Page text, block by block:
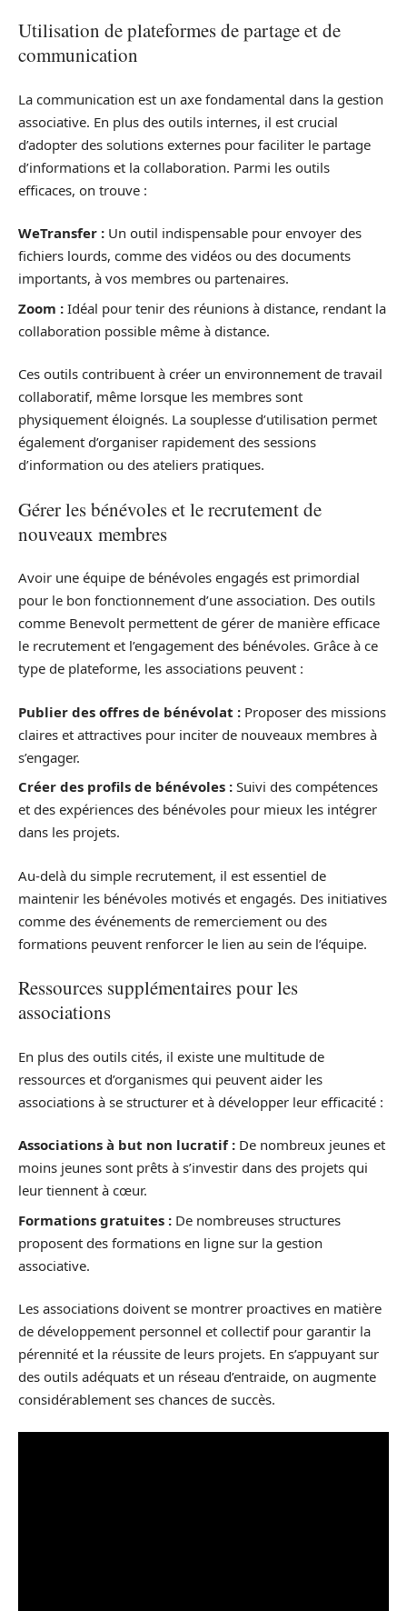
Utilisation de plateformes de partage et de
communication
La communication est un axe fondamental dans la gestion
associative. En plus des outils internes, il est crucial
d’adopter des solutions externes pour faciliter le partage
d’informations et la collaboration. Parmi les outils
efficaces, on trouve :
WeTransfer : Un outil indispensable pour envoyer des
fichiers lourds, comme des vidéos ou des documents
importants, à vos membres ou partenaires.
Zoom : Idéal pour tenir des réunions à distance, rendant la
collaboration possible même à distance.
Ces outils contribuent à créer un environnement de travail
collaboratif, même lorsque les membres sont
physiquement éloignés. La souplesse d’utilisation permet
également d’organiser rapidement des sessions
d’information ou des ateliers pratiques.
Gérer les bénévoles et le recrutement de
nouveaux membres
Avoir une équipe de bénévoles engagés est primordial
pour le bon fonctionnement d’une association. Des outils
comme Benevolt permettent de gérer de manière efficace
le recrutement et l’engagement des bénévoles. Grâce à ce
type de plateforme, les associations peuvent :
Publier des offres de bénévolat : Proposer des missions
claires et attractives pour inciter de nouveaux membres à
s’engager.
Créer des profils de bénévoles : Suivi des compétences
et des expériences des bénévoles pour mieux les intégrer
dans les projets.
Au-delà du simple recrutement, il est essentiel de
maintenir les bénévoles motivés et engagés. Des initiatives
comme des événements de remerciement ou des
formations peuvent renforcer le lien au sein de l’équipe.
Ressources supplémentaires pour les
associations
En plus des outils cités, il existe une multitude de
ressources et d’organismes qui peuvent aider les
associations à se structurer et à développer leur efficacité :
Associations à but non lucratif : De nombreux jeunes et
moins jeunes sont prêts à s’investir dans des projets qui
leur tiennent à cœur.
Formations gratuites : De nombreuses structures
proposent des formations en ligne sur la gestion
associative.
Les associations doivent se montrer proactives en matière
de développement personnel et collectif pour garantir la
pérennité et la réussite de leurs projets. En s’appuyant sur
des outils adéquats et un réseau d’entraide, on augmente
considérablement ses chances de succès.